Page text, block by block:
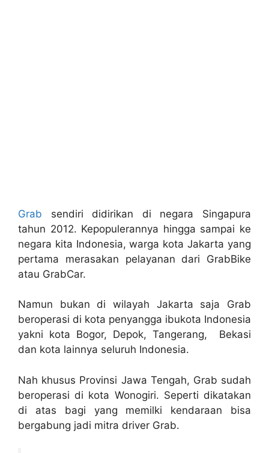
Grab sendiri didirikan di negara Singapura
tahun 2012. Kepopulerannya hingga sampai ke
negara kita Indonesia, warga kota Jakarta yang
pertama merasakan pelayanan dari GrabBike
atau GrabCar.
Namun bukan di wilayah Jakarta saja Grab
beroperasi di kota penyangga ibukota Indonesia
yakni kota Bogor, Depok, Tangerang, Bekasi
dan kota lainnya seluruh Indonesia.
Nah khusus Provinsi Jawa Tengah, Grab sudah
beroperasi di kota Wonogiri. Seperti dikatakan
di atas bagi yang memilki kendaraan bisa
bergabung jadi mitra driver Grab.